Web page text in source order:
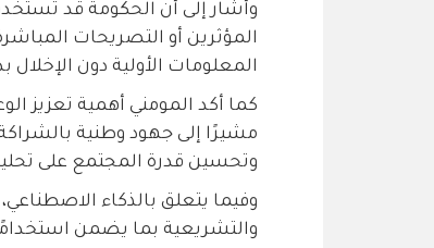
وأشار إلى أن الحكومة قد
المؤثرين أو التصريحات
المعلومات الأولية دون الإخلال
كما أكد المومني أهمية تعزيز
مشيرًا إلى جهود وطنية
وتحسين قدرة المجتمع على
وفيما يتعلق بالذكاء
والتشريعية بما يضمن